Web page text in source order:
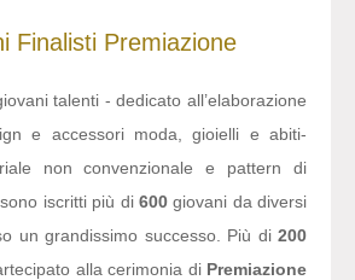
Finalisti Premiazione
talenti - dedicato all’elaborazione
e accessori moda, gioielli e abiti-
non convenzionale e pattern di
iscritti più di 600giovani da diversi
un grandissimo successo. Più di 200
alla cerimonia di Premiazione